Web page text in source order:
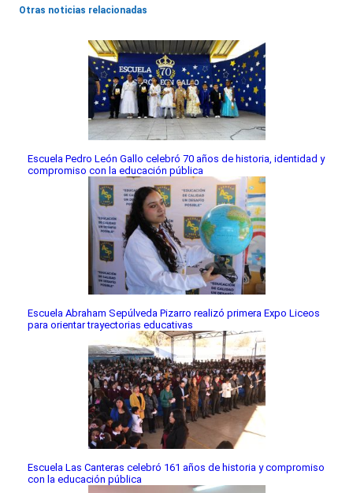
Otras noticias relacionadas
Escuela Pedro León Gallo celebró 70 años de historia, identidad y
compromiso con la educación pública
Escuela Abraham Sepúlveda Pizarro realizó primera Expo Liceos
para orientar trayectorias educativas
Escuela Las Canteras celebró 161 años de historia y compromiso
con la educación pública